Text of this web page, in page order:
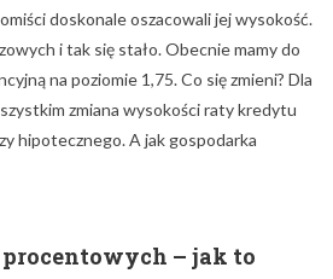
doskonale oszacowali jej wysokość.
i tak się stało. Obecnie mamy do
na poziomie 1,75. Co się zmieni? Dla
zmiana wysokości raty kredytu
hipotecznego. A jak gospodarka
– jak to